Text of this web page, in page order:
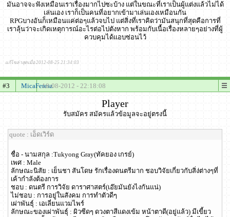
มันอาจจะฟังเหมือนเราเรื่องมากไปซะบ้าง แต่ในขณะที่เราเป็นผู้แต่งแล้วไม่ได้
เล่นเอง เราก็เป็นคนที่อยากเข้ามาเล่นเองเหมือนกัน
RPGบางอันก็เหมือนแค่ต่อๆแล้วจบไป แต่สิ่งที่เราคิดว่ามันสนุกที่สุดคือการที่
เราลุ้นว่าจะเกิดเหตุการณ์อะไรต่อไปตังหาก พร้อมกับเนื้อเรื่องหลายๆอย่างที่ผู้
ควบคุมได้แอบซ่อนไว้
แก้ไขล่าสุดเมื่อ 2012-08-25 21:34:03
#3 MicaFeresz18-08-2012 - 22:18:08
Player
รับสมัคร สมัครแล้วข้อมูลจะอยู่ตรงนี้
quote : เอ็ดเวิร์ด
ชื่อ - นามสกุล :Tukyong Gray(ทัคยอง เกรย์)
เพศ : Male
ลักษณะนิสัย : เย็นชา สันโดษ รักเรื่องดนตรีมาก ชอบวิจัยเกี่ยวกับสิ่ง่ต่างๆที่
เค้ากำลังต้องการ
ชอบ : ดนตรี การวิจัย ดาราศาสตร์(เอ๊ยมันยังไงกันแน่)
ไม่ชอบ : การอยู่ในสังคม การทำตัวดีๆ
เผ่าพันธุ์ : เอเลี่ยนแวมไพร์
ลักษณะของเผ่าพันธุ์ : ผิวซีดๆ ดวงตาสีแดงเข้ม หน้าตาดี(อยู่แล้ว) มีเขี้ยว